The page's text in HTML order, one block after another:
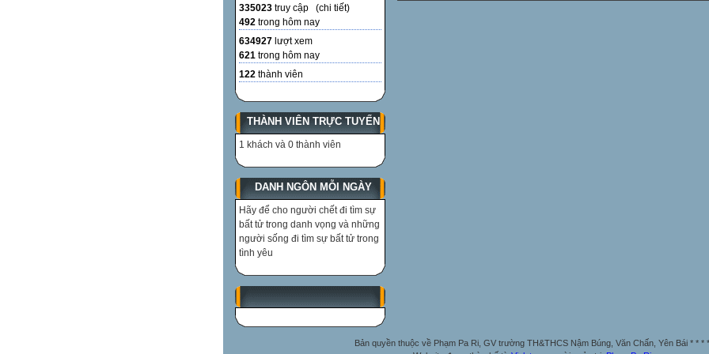
335023 truy cập (chi tiết)
492 trong hôm nay
634927 lượt xem
621 trong hôm nay
122 thành viên
THÀNH VIÊN TRỰC TUYẾN
1 khách và 0 thành viên
DANH NGÔN MỖI NGÀY
Hãy để cho người chết đi tìm sự
bất tử trong danh vọng và những
người sống đi tìm sự bất tử trong
tình yêu
Bản quyền thuộc về Phạm Pa Ri, GV trường TH&THCS Nậm Búng, Văn Chấn, Yên Bái * * * *